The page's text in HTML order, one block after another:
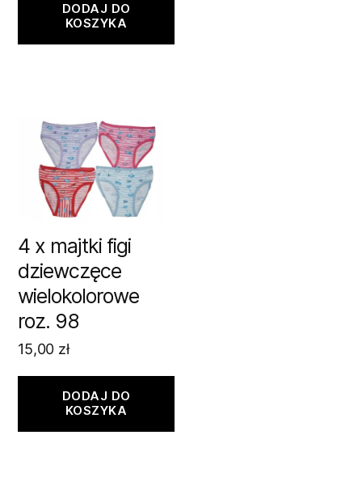
DODAJ DO
KOSZYKA
4 x majtki figi
dziewczęce
wielokolorowe
roz. 98
15,00 zł
DODAJ DO
KOSZYKA